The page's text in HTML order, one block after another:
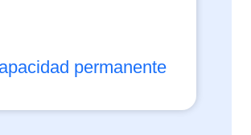
permanente